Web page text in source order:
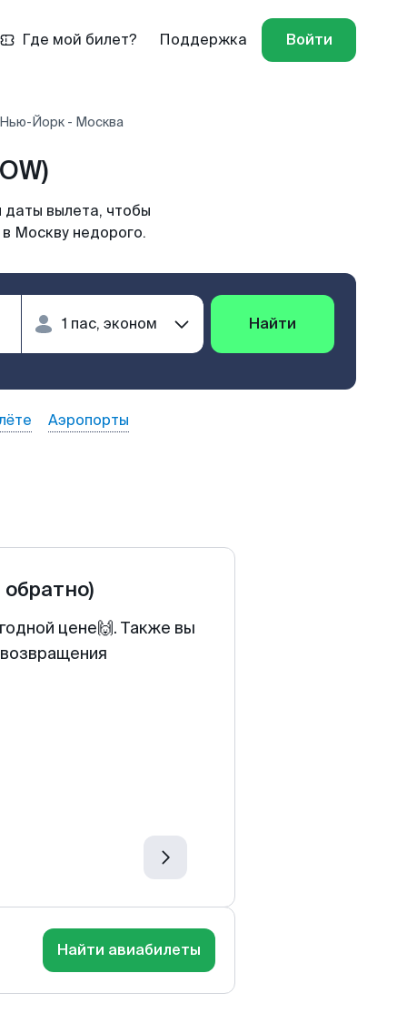
Где мой билет? Поддержка Войти
Нью-Йорк - Москва
вылета, чтобы
Москву недорого.
Найти
Аэропорты
обратно)
цене🙌. Также вы
Найти авиабилеты